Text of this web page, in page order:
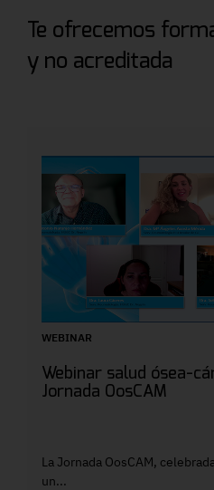
Te ofrecemos
y no acreditada
WEBINAR
Webinar salud ósea-
Jornada OosCAM
La Jornada OosCAM,
un...